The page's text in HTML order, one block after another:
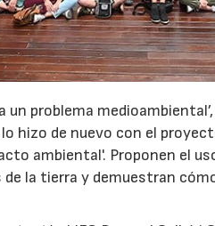
un problema
hizo de nuevo con el
ambiental'. Proponen el
la tierra y demuestran